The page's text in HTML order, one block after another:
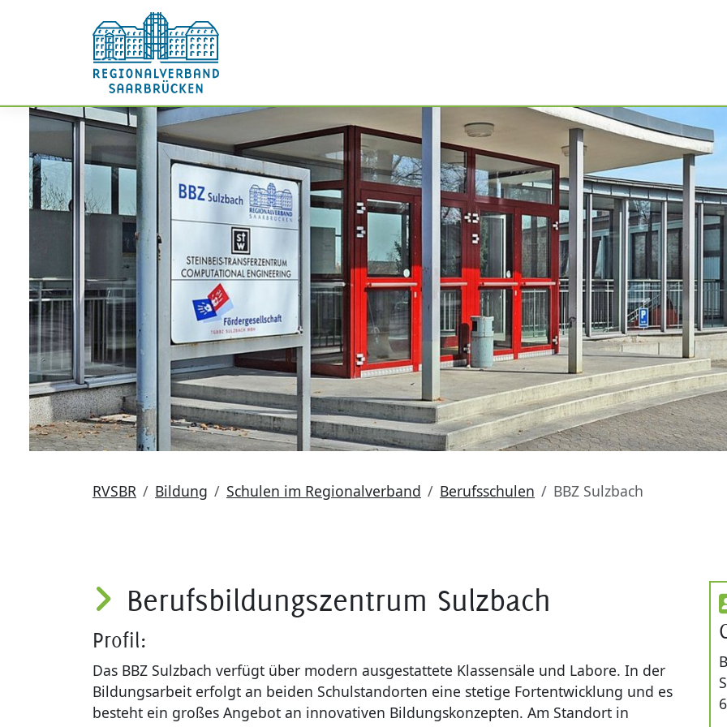
RVSBR Bildung Schulen im Regionalverband Berufsschulen BBZ Sulzbach
Berufsbildungszentrum Sulzbach
Profil:
Das BBZ Sulzbach verfügt über modern ausgestattete Klassensäle und Labore. In der
Bildungsarbeit erfolgt an beiden Schulstandorten eine stetige Fortentwicklung und es
besteht ein großes Angebot an innovativen Bildungskonzepten. Am Standort in